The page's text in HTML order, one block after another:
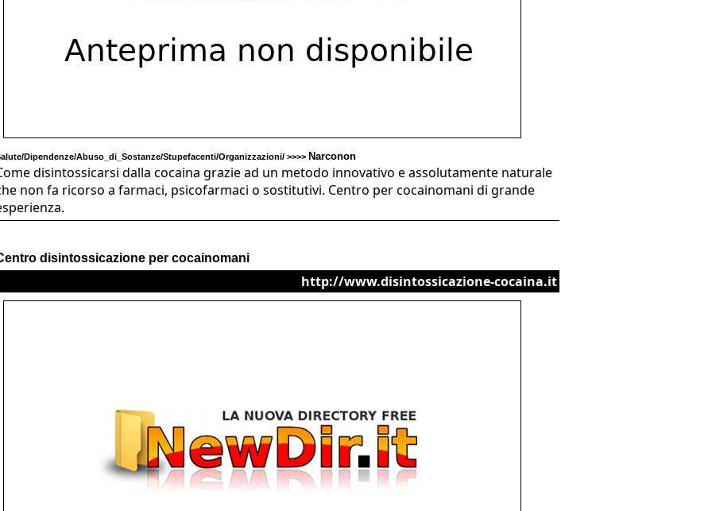
Dipendenze/Abuso_di_Sostanze/Stupefacenti/Organizzazioni/ >>>> Narconon
disintossicarsi dalla cocaina grazie ad un metodo innovativo e assolutamente naturale
non fa ricorso a farmaci, psicofarmaci o sostitutivi. Centro per cocainomani di grande
disintossicazione per cocainomani
http://www.disintossicazione-cocaina.it